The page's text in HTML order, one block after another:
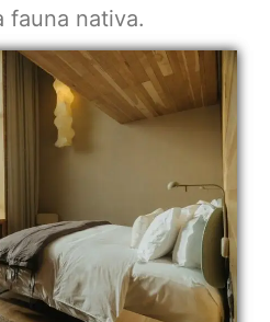
fauna nativa.